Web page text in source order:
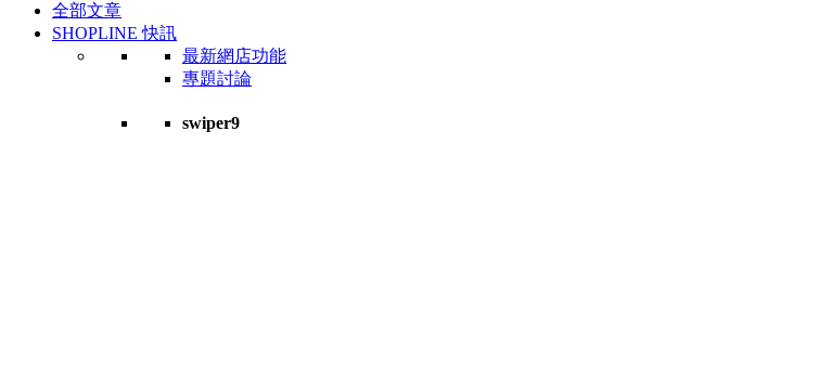
全部文章
SHOPLINE 快訊
最新網店功能
專題討論
swiper9